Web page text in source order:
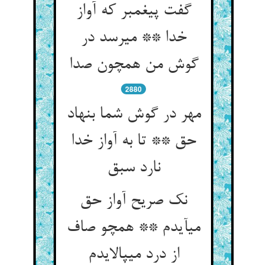
گفت پیغمبر که آواز
خدا ** می‏رسد در
گوش من همچون صدا
2880
مهر در گوش شما بنهاد
حق ** تا به آواز خدا
نارد سبق‏
نک صریح آواز حق
می‏آیدم ** همچو صاف
از درد می‏پالایدم‏